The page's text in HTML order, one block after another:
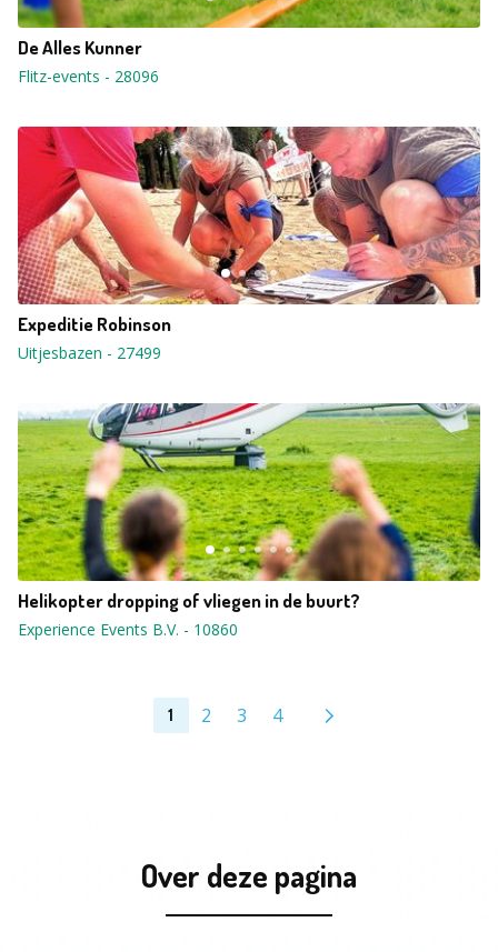
De Alles Kunner
Flitz-events - 28096
Expeditie Robinson
Uitjesbazen - 27499
Helikopter dropping of vliegen in de buurt?
Experience Events B.V. - 10860
1 2 3 4
Over deze pagina